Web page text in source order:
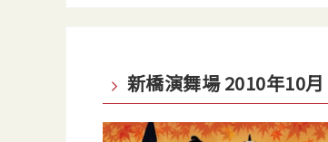
新橋演舞場 2010年10月